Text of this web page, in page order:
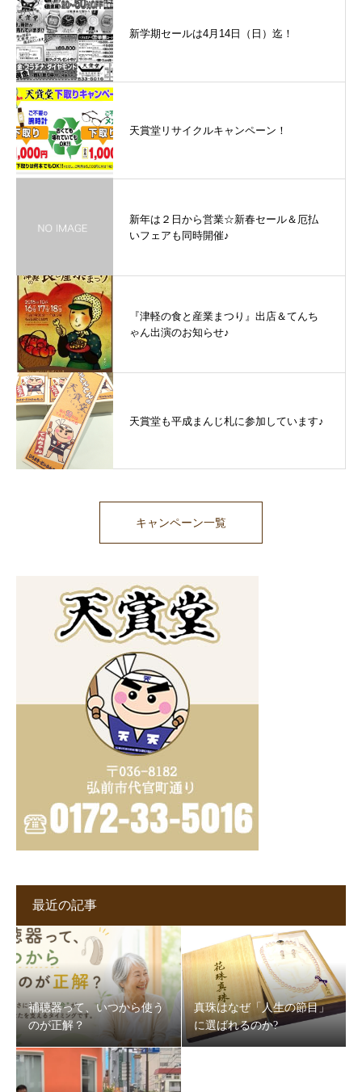
新学期セールは4月14日（日）迄！
天賞堂リサイクルキャンペーン！
新年は２日から営業☆新春セール＆厄払
いフェアも同時開催♪
『津軽の食と産業まつり』出店＆てんち
ゃん出演のお知らせ♪
天賞堂も平成まんじ札に参加しています♪
キャンペーン一覧
最近の記事
補聴器って、いつから使う
のが正解？
真珠はなぜ「人生の節目」
に選ばれるのか?